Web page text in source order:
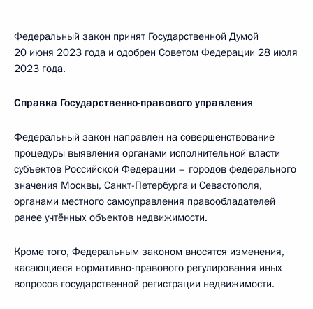
Федеральный закон принят Государственной Думой
20 июня 2023 года и одобрен Советом Федерации 28 июля
2023 года.
Справка Государственно-правового управления
Федеральный закон направлен на совершенствование
процедуры выявления органами исполнительной власти
субъектов Российской Федерации – городов федерального
значения Москвы, Санкт-Петербурга и Севастополя,
органами местного самоуправления правообладателей
ранее учтённых объектов недвижимости.
Кроме того, Федеральным законом вносятся изменения,
касающиеся нормативно-правового регулирования иных
вопросов государственной регистрации недвижимости.